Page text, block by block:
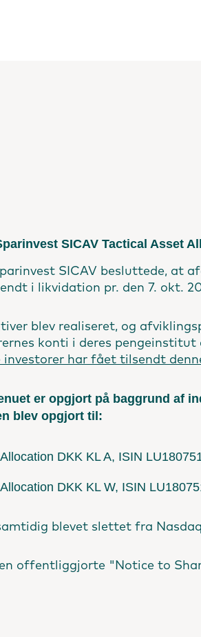
SICAV Tactical Asset
SICAV besluttede, at
i likvidation pr. den 7. okt.
blev realiseret, og
konti i deres pengeinstitut
investorer har fået tilsendt
er opgjort på baggrund af
blev opgjort til:
DKK KL A, ISIN
DKK KL W, ISIN
blevet slettet fra
offentliggjorte "Notice to